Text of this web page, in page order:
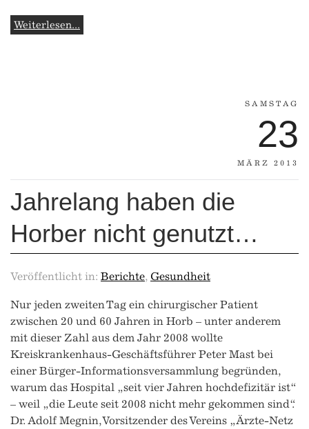
Weiterlesen...
SAMSTAG
23
MÄRZ 2013
Jahrelang haben die
Horber nicht genutzt…
Veröffentlicht in: Berichte, Gesundheit
Nur jeden zweiten Tag ein chirurgischer Patient
zwischen 20 und 60 Jahren in Horb – unter anderem
mit dieser Zahl aus dem Jahr 2008 wollte
Kreiskrankenhaus-Geschäftsführer Peter Mast bei
einer Bürger-Informationsversammlung begründen,
warum das Hospital „seit vier Jahren hochdefizitär ist“
– weil „die Leute seit 2008 nicht mehr gekommen sind“.
Dr. Adolf Megnin, Vorsitzender des Vereins „Ärzte-Netz